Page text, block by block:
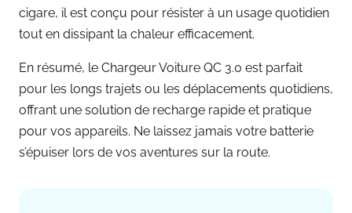
cigare, il est conçu pour résister à un usage quotidien
tout en dissipant la chaleur efficacement.
En résumé, le Chargeur Voiture QC 3.0 est parfait
pour les longs trajets ou les déplacements quotidiens,
offrant une solution de recharge rapide et pratique
pour vos appareils. Ne laissez jamais votre batterie
s’épuiser lors de vos aventures sur la route.